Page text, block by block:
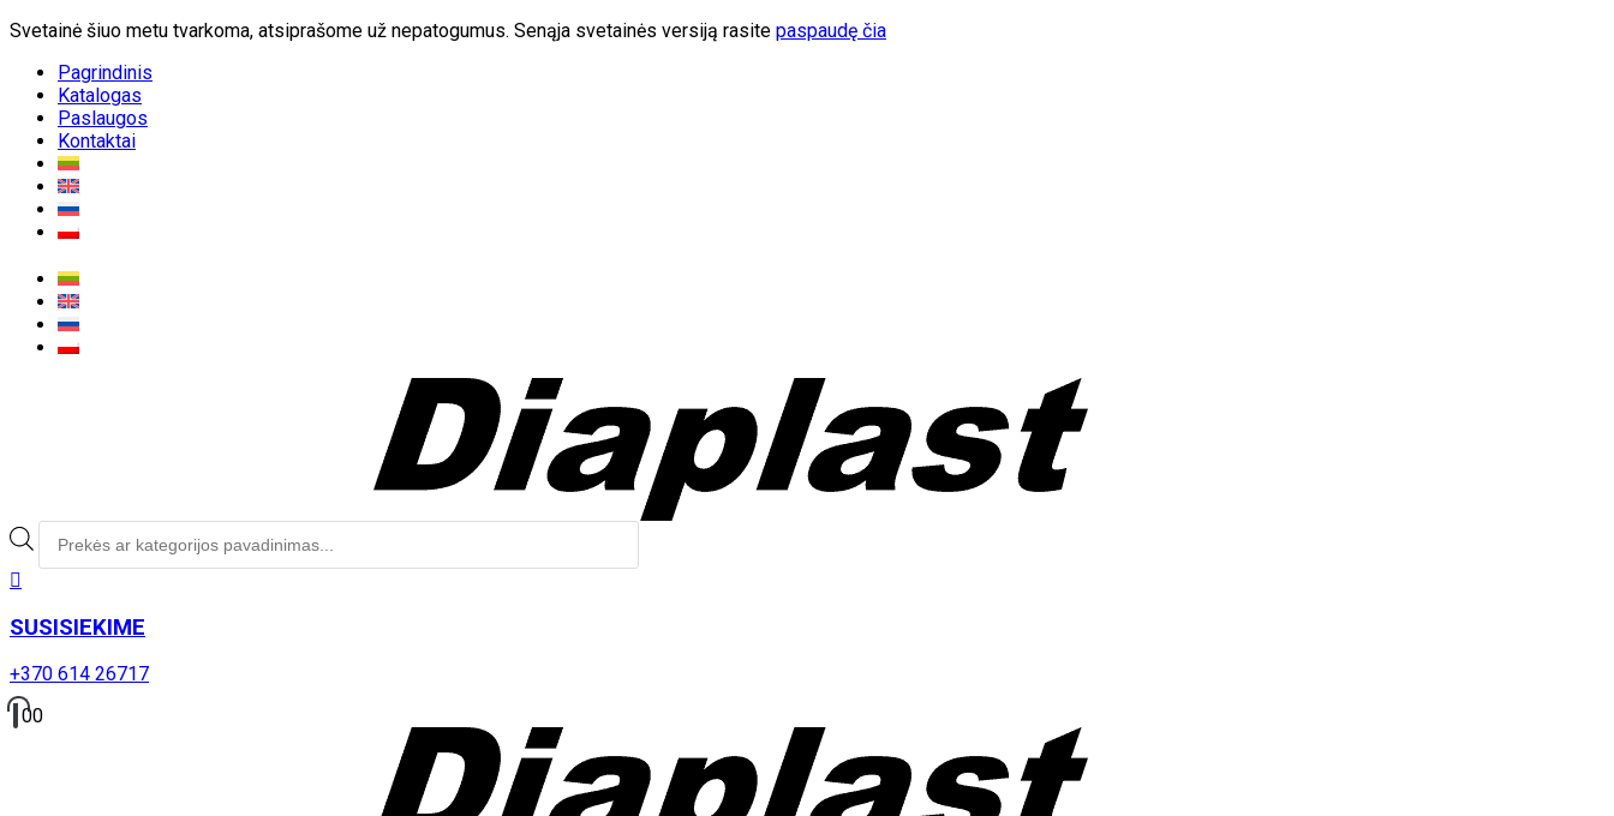
Svetainė šiuo metu tvarkoma, atsiprašome už nepatogumus. Senąja svetainės versiją rasite paspaudę čia
Pagrindinis
Katalogas
Paslaugos
Kontaktai
Produktų
paieška
SUSISIEKIME
+370 614 26717
00